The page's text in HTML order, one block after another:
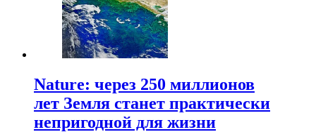
Nature: через 250 миллионов
лет Земля станет практически
непригодной для жизни